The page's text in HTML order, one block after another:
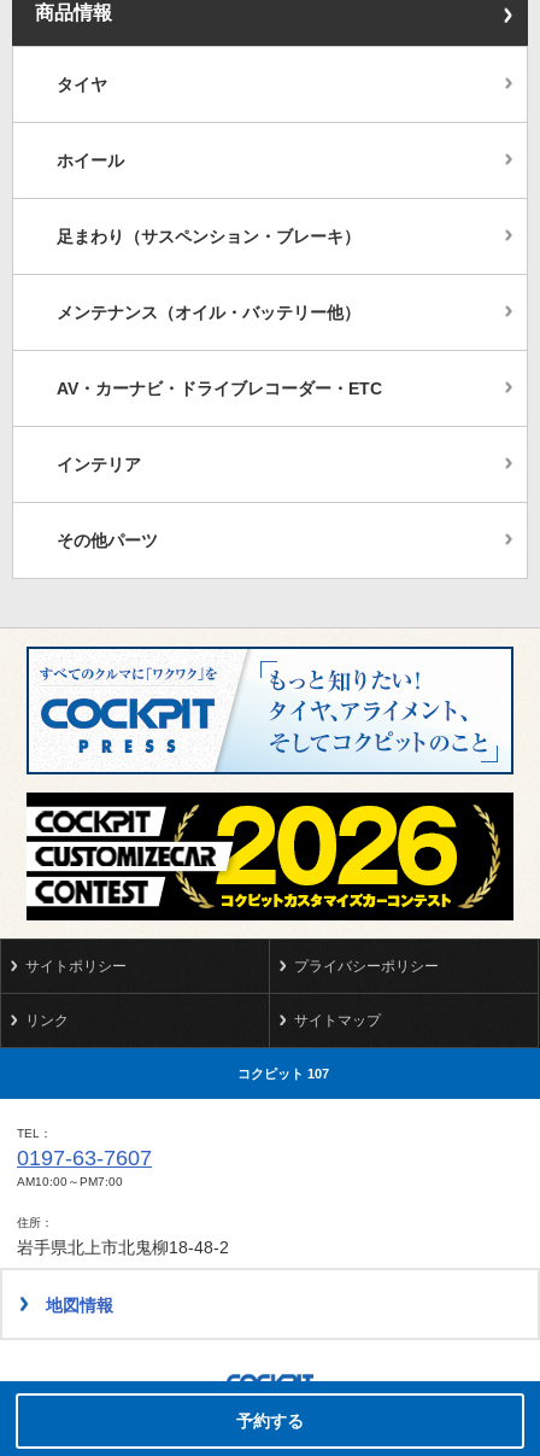
商品情報
タイヤ
ホイール
足まわり（サスペンション・ブレーキ）
メンテナンス（オイル・バッテリー他）
AV・カーナビ・ドライブレコーダー・ETC
インテリア
その他パーツ
サイトポリシー プライバシーポリシー
リンク サイトマップ
コクピット 107
TEL
0197-63-7607
AM10:00～PM7:00
住所
岩手県北上市北鬼柳18-48-2
地図情報
Copyright(C)2014-2022 COCKPIT Sakura.All rights reserved.
予約する